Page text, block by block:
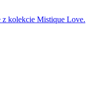
z kolekcie Mistique Love.